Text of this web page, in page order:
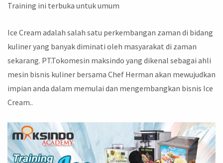
Training ini terbuka untuk umum
Ice Cream adalah salah satu perkembangan zaman di bidang
kuliner yang banyak diminati oleh masyarakat di zaman
sekarang. PT.Tokomesin maksindo yang dikenal sebagai ahli
mesin bisnis kuliner bersama Chef Herman akan mewujudkan
impian anda dalam memulai dan mengembangkan bisnis Ice
Cream..